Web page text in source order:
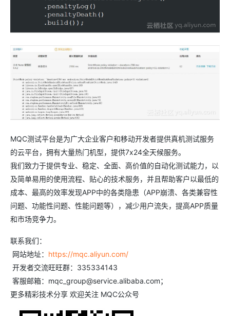
MQC测试平台是为广大企业客户和移动开发者提供真机测试服务
的云平台，拥有大量热门机型，提供7x24全天候服务。
我们致力于提供专业、稳定、全面、高价值的自动化测试能力，以
及简单易用的使用流程、贴心的技术服务，并且帮助客户以最低的
成本、最高的效率发现APP中的各类隐患（APP崩溃、各类兼容性
问题、功能性问题、性能问题等），减少用户流失，提高APP质量
和市场竞争力。
联系我们：
网站地址： https://mqc.aliyun.com/
开发者交流旺旺群：335334143
客服邮箱：mqc_group@service.alibaba.com；
更多精彩技术分享 欢迎关注 MQC公众号